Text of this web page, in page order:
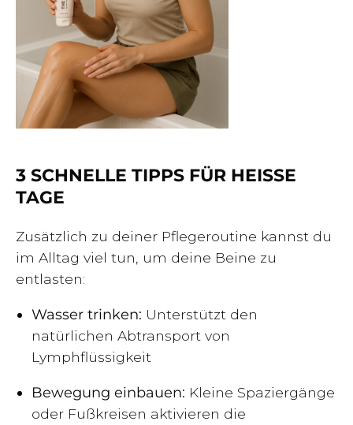
3 SCHNELLE TIPPS FÜR HEISSE T
AGE
Zusätzlich zu deiner Pflegeroutine kannst du
im Alltag viel tun, um deine Beine zu
entlasten:
Wasser trinken: Unterstützt den
natürlichen Abtransport von
Lymphflüssigkeit
Bewegung einbauen: Kleine Spaziergänge
oder Fußkreisen aktivieren die